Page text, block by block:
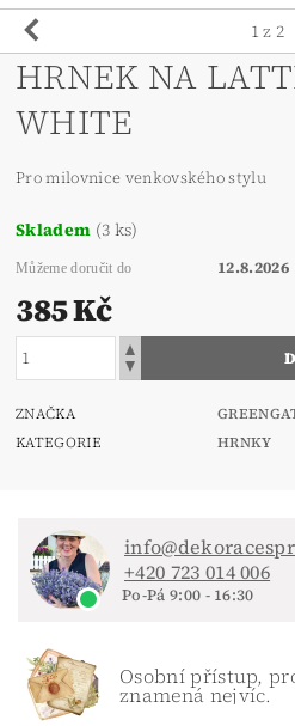
1 z 2
HRNEK NA
WHITE
Pro milovnice venkovského stylu
Skladem (3 ks)
Můžeme doručit do 12.8.2026
385 Kč
ZNAČKA
KATEGORIE
HRNKY
+420 723 014 006
Po-Pá 9:00 - 16:30
Osobní přístup,
znamená nejvíc.